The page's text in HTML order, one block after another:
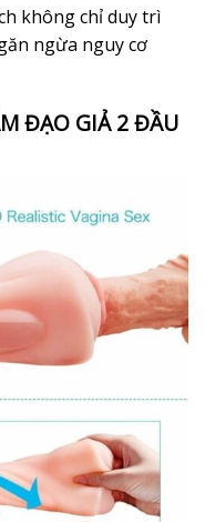
không chỉ duy trì
ngừa nguy cơ
ĐẠO GIẢ 2 ĐẦU